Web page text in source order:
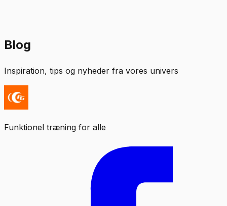
Blog
Inspiration, tips og nyheder fra vores univers
Funktionel træning for alle